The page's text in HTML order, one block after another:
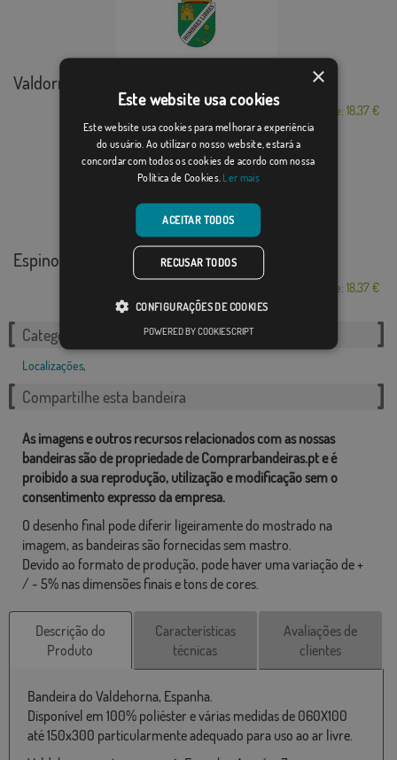
Valdorros
Desde: 18,37 €
Espinosa de Cervera
Desde: 18,37 €
Categorias relacionadas:
Localizações,
Compartilhe esta bandeira
As imagens e outros recursos relacionados com as nossas
bandeiras são de propriedade de Comprarbandeiras.pt e é
proibido a sua reprodução, utilização e modificação sem o
consentimento expresso da empresa.
O desenho final pode diferir ligeiramente do mostrado na
imagem, as bandeiras são fornecidas sem mastro.
Devido ao formato de produção, pode haver uma variação de +
/ - 5% nas dimensões finais e tons de cores.
Descrição do
Produto
Características
técnicas
Avaliações de
clientes
Bandeira do Valdehorna, Espanha.
Disponível em 100% poliéster e várias medidas de 060X100
até 150x300 particularmente adequado para uso ao ar livre.
×
Este website usa cookies
Este website usa cookies para melhorar a experiência
do usuário. Ao utilizar o nosso website, estará a
concordar com todos os cookies de acordo com nossa
Política de Cookies. Ler mais
ACEITAR TODOS
RECUSAR TODOS
CONFIGURAÇÕES DE COOKIES
POWERED BY COOKIESCRIPT